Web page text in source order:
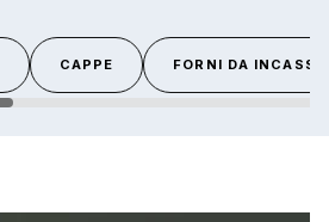
CAPPE FORNI DA INCASSO